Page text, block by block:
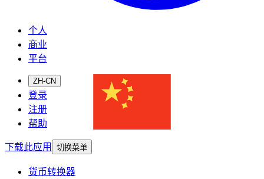
个人
商业
平台
ZH-CN
登录
注册
帮助
下载此应用
切换菜单
货币转换器